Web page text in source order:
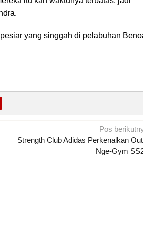
yang singgah di pelabuhan
Pos
Strength Club Adidas Perkenalkan
Nge-Gym